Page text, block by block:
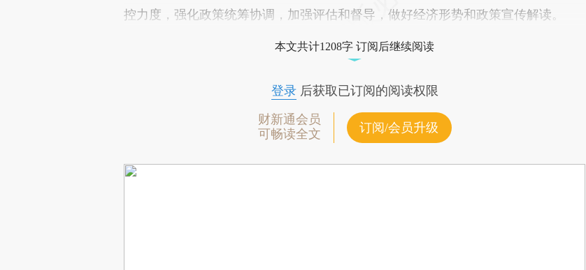
控力度，强化政策统筹协调，加强评估和督导，做好经济形势和政策宣传解读。
本文共计1208字 订阅后继续阅读
登录后获取已订阅的阅读权限
财新通会员
可畅读全文
订阅/会员升级